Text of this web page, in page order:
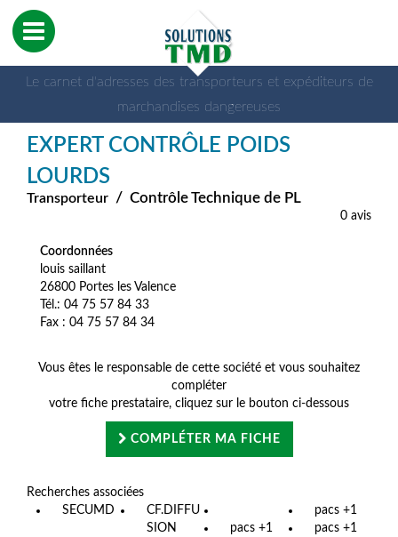
Le carnet d'adresses des transporteurs et expéditeurs de
marchandises dangereuses
EXPERT CONTRÔLE POIDS
LOURDS
Transporteur / Contrôle Technique de PL
0 avis
Coordonnées
louis saillant
26800 Portes les Valence
Tél.: 04 75 57 84 33
Fax : 04 75 57 84 34
Vous êtes le responsable de cette société et vous souhaitez
compléter
votre fiche prestataire, cliquez sur le bouton ci-dessous
COMPLÉTER MA FICHE
Recherches associées
SECUMD
CF.DIFFU
SION
pacs +1
pacs +1
pacs +1